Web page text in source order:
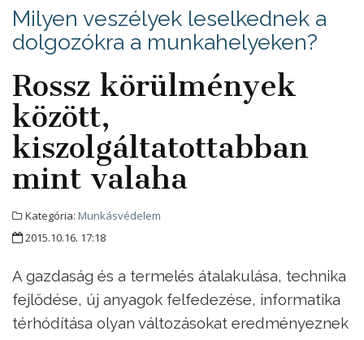
Milyen veszélyek leselkednek a
dolgozókra a munkahelyeken?
Rossz körülmények
között,
kiszolgáltatottabban
mint valaha
Kategória: Munkásvédelem
2015.10.16. 17:18
A gazdaság és a termelés átalakulása, technika
fejlődése, új anyagok felfedezése, informatika
térhódítása olyan változásokat eredményeznek